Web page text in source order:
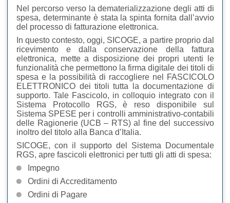
Nel percorso verso la dematerializzazione degli atti di
spesa, determinante è stata la spinta fornita dall’avvio
del processo di fatturazione elettronica.
In questo contesto, oggi, SICOGE, a partire proprio dal
ricevimento e dalla conservazione della fattura
elettronica, mette a disposizione dei propri utenti le
funzionalità che permettono la firma digitale dei titoli di
spesa e la possibilità di raccogliere nel FASCICOLO
ELETTRONICO dei titoli tutta la documentazione di
supporto. Tale Fascicolo, in colloquio integrato con il
Sistema Protocollo RGS, è reso disponibile sul
Sistema SPESE per i controlli amministrativo-contabili
delle Ragionerie (UCB – RTS) al fine del successivo
inoltro del titolo alla Banca d’Italia.
SICOGE, con il supporto del Sistema Documentale
RGS, apre fascicoli elettronici per tutti gli atti di spesa:
Impegno
Ordini di Accreditamento
Ordini di Pagare